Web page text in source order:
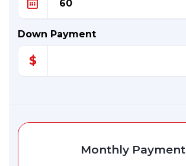
Down Payment
$
Monthly Payment